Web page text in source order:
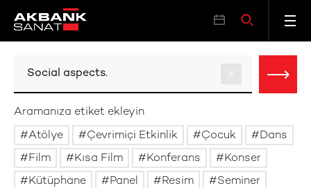
Aramanıza etiket ekleyin
Atölye
Çevrimiçi Etkinlik Çocuk
Dans
Film
Kısa Film Konferans
Konser
Kütüphane
Panel Resim
Seminer